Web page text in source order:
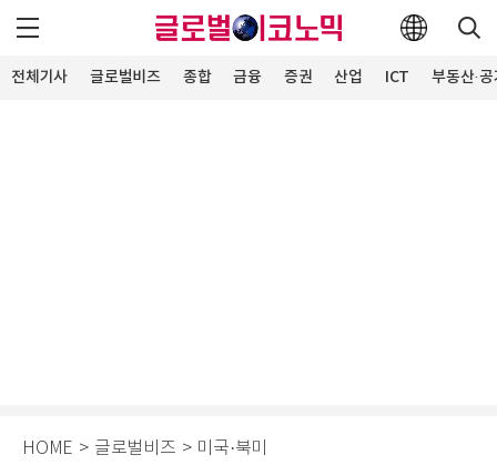
전체기사 글로벌비즈 종합 금융 증권 산업 ICT 부동산·
HOME > 글로벌비즈 > 미국·북미